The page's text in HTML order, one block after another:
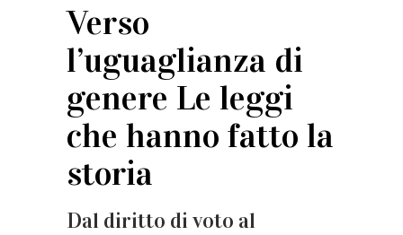
Verso
l’uguaglianza di
genere Le leggi
che hanno fatto la
storia
Dal diritto di voto al